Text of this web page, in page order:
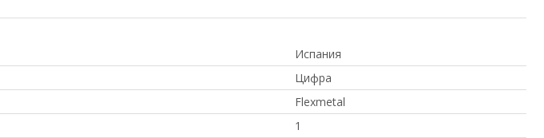
Испания
Цифра
Flexmetal
1